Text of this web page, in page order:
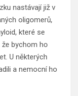
nastávají již v
oligomerů,
které se
že bychom ho
U některých
a nemocní ho